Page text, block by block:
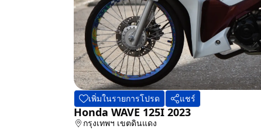
เพิ่มในรายการโปรด แชร์
Honda WAVE 125I 2023
กรุงเทพฯ เขตดินแดง